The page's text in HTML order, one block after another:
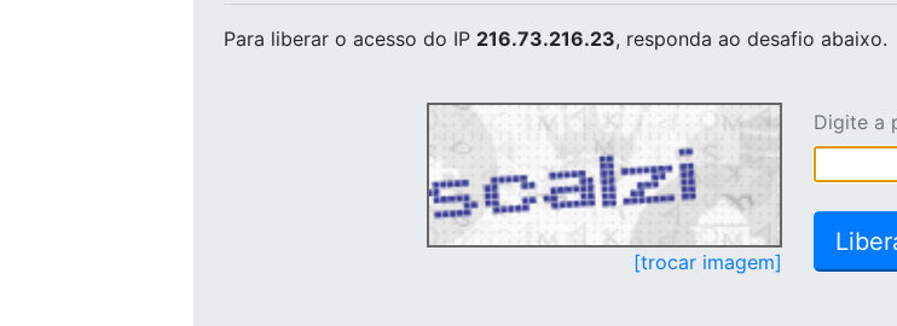
Para liberar o acesso do IP 216.73.216.23, responda ao desafio abaixo.
[trocar imagem]
Digite a